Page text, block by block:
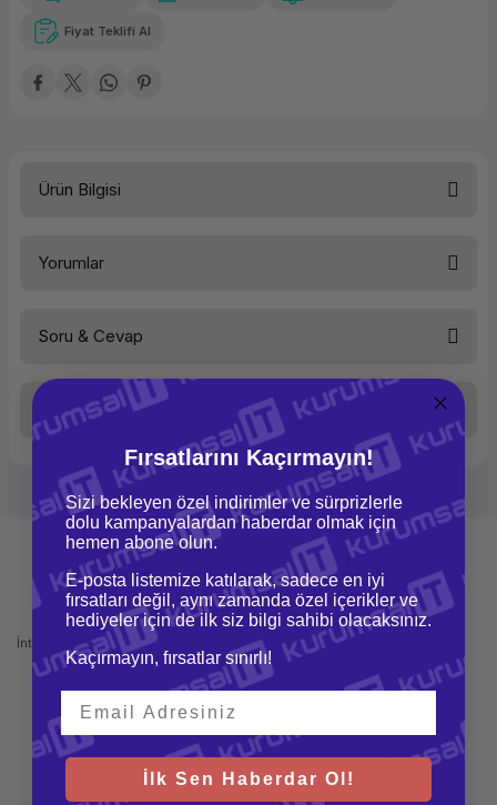
Güvenilir Alışveriş
Kolay iade imkanı
4.989,44 TL
Fiyat Teklifi Al
Ürün Bilgisi
Yorumlar
Yorum Yaz
Soru & Cevap
Ürün hakkında henüz soru sorulmamış.
Soru Sor
Taksit Seçenekleri
Mağazadan Teslimat
İnternetten sipariş et ve mağazadan
teslim al
İade ve Değişim
Kolay iade ve değişim imkanı
Hızlı Gönderi Güvenli Alışveriş
Fırsatlarını Kaçırmayın!
Sizi bekleyen özel indirimler ve sürprizlerle
dolu kampanyalardan haberdar olmak için
hemen abone olun.
E-posta listemize katılarak, sadece en iyi
fırsatları değil, aynı zamanda özel içerikler ve
hediyeler için de ilk siz bilgi sahibi olacaksınız.
Kaçırmayın, fırsatlar sınırlı!
İlk Sen Haberdar Ol!